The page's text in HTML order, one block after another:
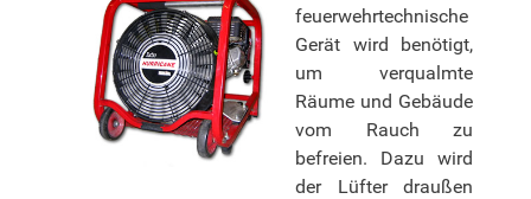
feuerwehrtechnische
Gerät wird benötigt,
um verqualmte
Räume und Gebäude
vom Rauch zu
befreien. Dazu wird
der Lüfter draußen